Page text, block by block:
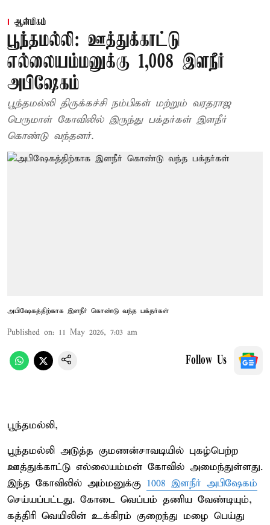
ஆன்மிகம்
பூந்தமல்லி: ஊத்துக்காட்டு
எல்லையம்மனுக்கு 1,008 இளநீர்
அபிஷேகம்
பூந்தமல்லி திருக்கச்சி நம்பிகள் மற்றும் வரதராஜ
பெருமாள் கோவிலில் இருந்து பக்தர்கள் இளநீர்
கொண்டு வந்தனர்.
அபிஷேகத்திற்காக இளநீர் கொண்டு வந்த பக்தர்கள்
Published on: 11 May 2026, 7:03 am
Follow Us
பூந்தமல்லி,
பூந்தமல்லி அடுத்த குமணன்சாவடியில் புகழ்பெற்ற
ஊத்துக்காட்டு எல்லையம்மன் கோவில் அமைந்துள்ளது.
இந்த கோவிலில் அம்மனுக்கு 1008 இளநீர் அபிஷேகம்
செய்யப்பட்டது. கோடை வெப்பம் தணிய வேண்டியும்,
கத்திரி வெயிலின் உக்கிரம் குறைந்து மழை பெய்து